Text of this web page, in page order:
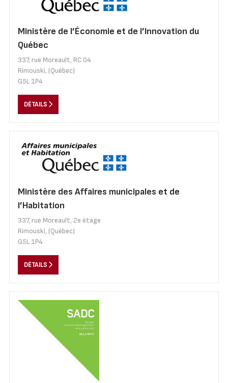
Ministère de l’Économie et de l’Innovation du
Québec
337, rue Moreault, RC 04
Rimouski, (Québec)
G5L 1P4
DÉTAILS
Ministère des Affaires municipales et de
l’Habitation
337, rue Moreault, 2e étage
Rimouski, (Québec)
G5L 1P4
DÉTAILS